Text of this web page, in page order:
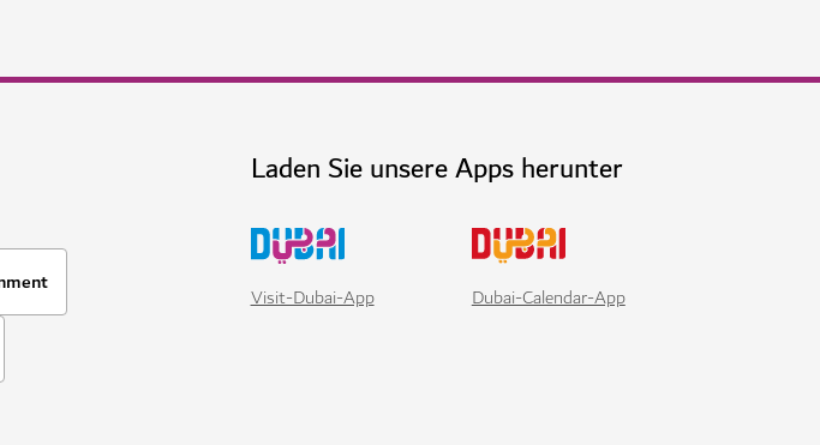
Laden Sie unsere Apps herunter
Visit-Dubai-App Dubai-Calendar-App